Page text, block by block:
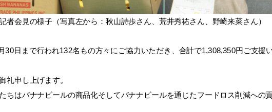
会見の様子（写真左から：秋山詩歩さん、荒井秀祐さん、野崎来菜さん）
まで行われ132名もの方々にご協力いただき、合計で1,308,350円ご支援い
申し上げます。
はバナナビールの商品化そしてバナナビールを通じたフードロス削減への